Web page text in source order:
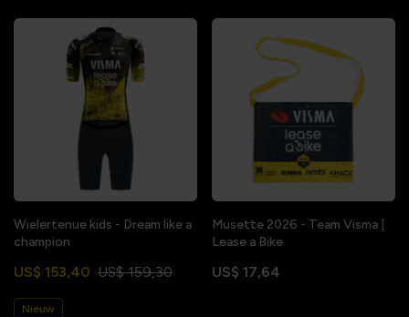
Wielertenue kids - Dream like a
champion
US$ 153,40 US$ 159,30
Nieuw
Musette 2026 - Team Visma |
Lease a Bike
US$ 17,64